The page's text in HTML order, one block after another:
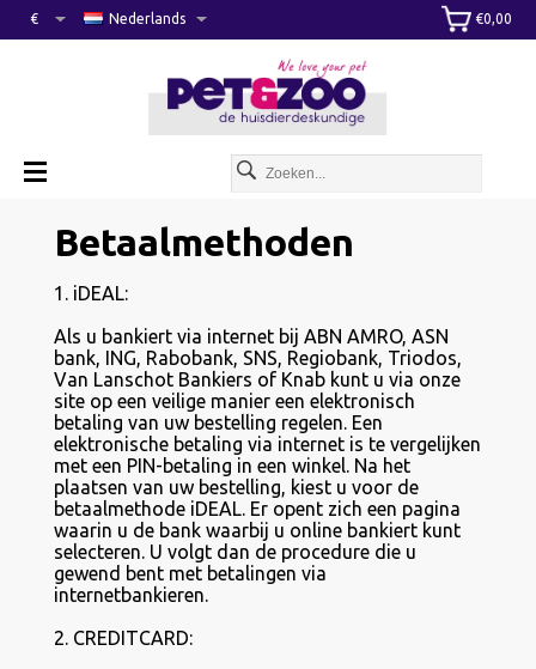
€0,00
Nederlands
€
Betaalmethoden
1. iDEAL:
Als u bankiert via internet bij ABN AMRO, ASN
bank, ING, Rabobank, SNS, Regiobank, Triodos,
Van Lanschot Bankiers of Knab kunt u via onze
site op een veilige manier een elektronisch
betaling van uw bestelling regelen. Een
elektronische betaling via internet is te vergelijken
met een PIN-betaling in een winkel. Na het
plaatsen van uw bestelling, kiest u voor de
betaalmethode iDEAL. Er opent zich een pagina
waarin u de bank waarbij u online bankiert kunt
selecteren. U volgt dan de procedure die u
gewend bent met betalingen via
internetbankieren.
2. CREDITCARD: